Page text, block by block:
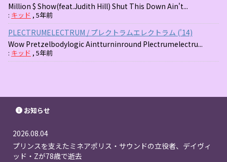
Million $ Show(feat.Judith Hill) Shut This Down Ain't...
: キッド , 5年前
PLECTRUMELECTRUM / プレクトラムエレクトラム ('14)
Wow Pretzelbodylogic Aintturninround Plectrumelectru...
: キッド , 5年前
お知らせ
2026.08.04
プリンスを支えたミネアポリス・サウンドの立役者、デイヴィ
ッド・Zが78歳で逝去